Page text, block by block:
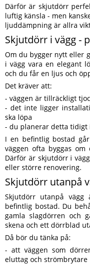
Därför är skjutdörr
luftig känsla - men
ljuddämpning är allra
Skjutdörr i vägg -
Om du bygger nytt eller
i vägg vara en elegant
och du får en ljus och
Det kräver att:
- väggen är tillräckligt
- det inte ligger
ska löpa
- du planerar detta tidigt
I en befintlig bostad
väggen ofta byggas
Därför är skjutdörr i
eller större renovering.
Skjutdörr utanpå
Skjutdörr utanpå
befintlig bostad. Du
gamla slagdörren och
skena och ett dörrblad
Då bör du tänka på:
- att väggen som
eluttag och strömbrytare